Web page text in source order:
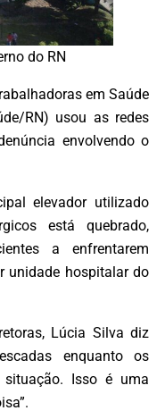
do RN
em Saúde
RN) usou as redes
envolvendo o
elevador utilizado
está quebrado,
a enfrentarem
unidade hospitalar do
Lúcia Silva diz
enquanto os
Isso é uma